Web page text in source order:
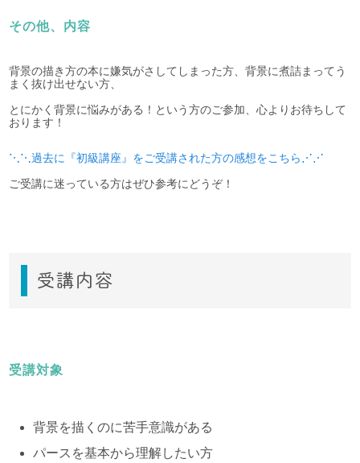
その他、内容
背景の描き方の本に嫌気がさしてしまった方、背景に煮詰まってう
まく抜け出せない方、
とにかく背景に悩みがある！という方のご参加、心よりお待ちして
おります！
⋱⋱過去に『初級講座』をご受講された方の感想をこちら⋰⋰
ご受講に迷っている方はぜひ参考にどうぞ！
受講内容
受講対象
背景を描くのに苦手意識がある
パースを基本から理解したい方